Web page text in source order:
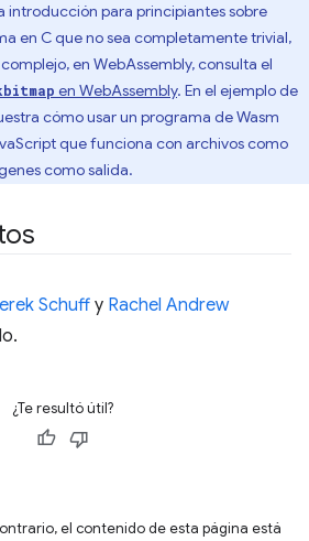
introducción para principiantes sobre
en C que no sea completamente trivial,
en WebAssembly, consulta el
en WebAssembly. En el ejemplo de
cómo usar un programa de Wasm
que funciona con archivos como
como salida.
Schuffy Rachel Andrew
¿Te resultó útil?
el contenido de esta página está